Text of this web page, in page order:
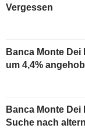
Vergessen
Banca Monte Dei
um 4,4%
Banca Monte
Suche nach